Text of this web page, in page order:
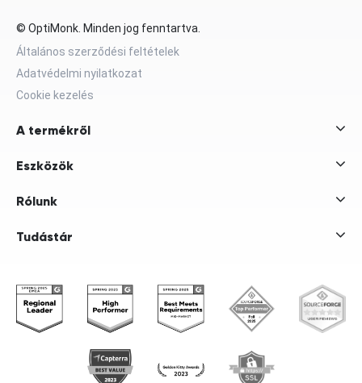
© OptiMonk. Minden jog fenntartva.
Általános szerződési feltételek
Adatvédelmi nyilatkozat
Cookie kezelés
A termékről
Eszközök
Rólunk
Tudástár